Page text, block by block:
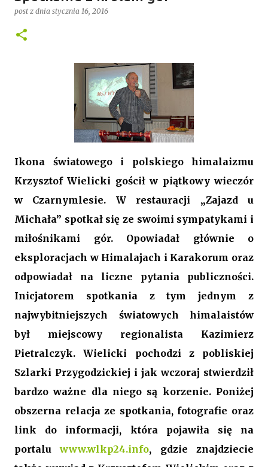
Rady Gminy Przygodzice ustanawiając dotychczasowy
2029. Bieg zdarzeń od początku dyktowało słowo
wniosek o odwołanie przewodniczącego rady. Robert
Wnuk finalnie stracił stanowisko, a nową
przewodniczącą została Joanna Jabłecka -
dotychczasowa wiceprzewodnicząca.
post z dnia stycznia 16, 2016
Ikona światowego i polskiego himalaizmu
Krzysztof Wielicki gościł w piątkowy wieczór
w Czarnymlesie. W restauracji „Zajazd u
Michała” spotkał się ze swoimi sympatykami i
miłośnikami gór. Opowiadał głównie o
eksploracjach w Himalajach i Karakorum oraz
odpowiadał na liczne pytania publiczności.
Inicjatorem spotkania z tym jednym z
najwybitniejszych światowych himalaistów
był miejscowy regionalista Kazimierz
Pietralczyk. Wielicki pochodzi z pobliskiej
Szlarki Przygodzickiej i jak wczoraj stwierdził
bardzo ważne dla niego są korzenie. Poniżej
obszerna relacja ze spotkania, fotografie oraz
link do informacji, która pojawiła się na
portaluwww.wlkp24.info, gdzie znajdziecie